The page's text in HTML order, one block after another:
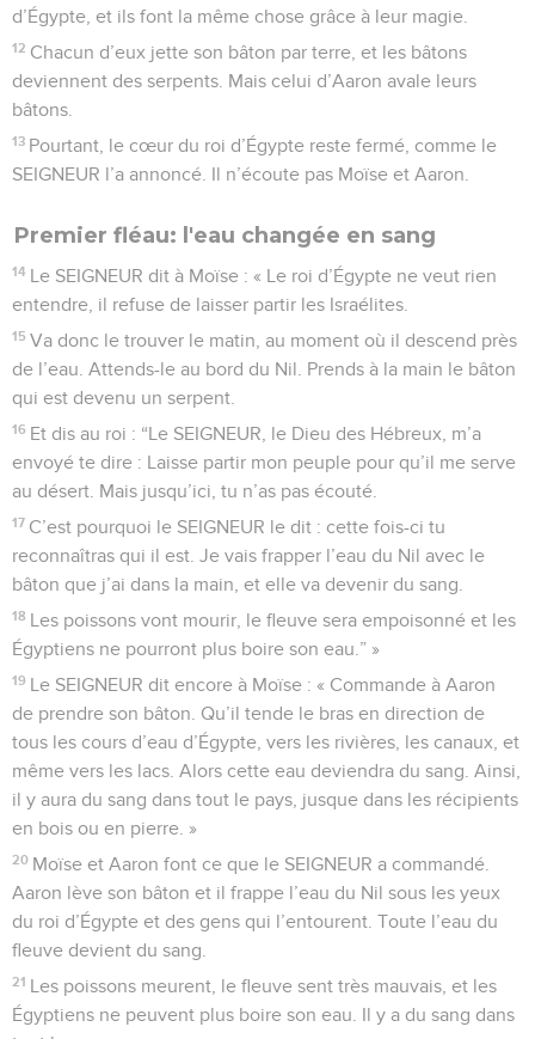
d’Égypte, et ils font la même chose grâce à leur magie.
12 Chacun d’eux jette son bâton par terre, et les bâtons
deviennent des serpents. Mais celui d’Aaron avale leurs
bâtons.
13 Pourtant, le cœur du roi d’Égypte reste fermé, comme le
SEIGNEUR l’a annoncé. Il n’écoute pas Moïse et Aaron.
Premier fléau: l'eau changée en sang
14 Le SEIGNEUR dit à Moïse : « Le roi d’Égypte ne veut rien
entendre, il refuse de laisser partir les Israélites.
15 Va donc le trouver le matin, au moment où il descend près
de l’eau. Attends-le au bord du Nil. Prends à la main le bâton
qui est devenu un serpent.
16 Et dis au roi : “Le SEIGNEUR, le Dieu des Hébreux, m’a
envoyé te dire : Laisse partir mon peuple pour qu’il me serve
au désert. Mais jusqu’ici, tu n’as pas écouté.
17 C’est pourquoi le SEIGNEUR le dit : cette fois-ci tu
reconnaîtras qui il est. Je vais frapper l’eau du Nil avec le
bâton que j’ai dans la main, et elle va devenir du sang.
18 Les poissons vont mourir, le fleuve sera empoisonné et les
Égyptiens ne pourront plus boire son eau.” »
19 Le SEIGNEUR dit encore à Moïse : « Commande à Aaron
de prendre son bâton. Qu’il tende le bras en direction de
tous les cours d’eau d’Égypte, vers les rivières, les canaux, et
même vers les lacs. Alors cette eau deviendra du sang. Ainsi,
il y aura du sang dans tout le pays, jusque dans les récipients
en bois ou en pierre. »
20 Moïse et Aaron font ce que le SEIGNEUR a commandé.
Aaron lève son bâton et il frappe l’eau du Nil sous les yeux
du roi d’Égypte et des gens qui l’entourent. Toute l’eau du
fleuve devient du sang.
21 Les poissons meurent, le fleuve sent très mauvais, et les
Égyptiens ne peuvent plus boire son eau. Il y a du sang dans